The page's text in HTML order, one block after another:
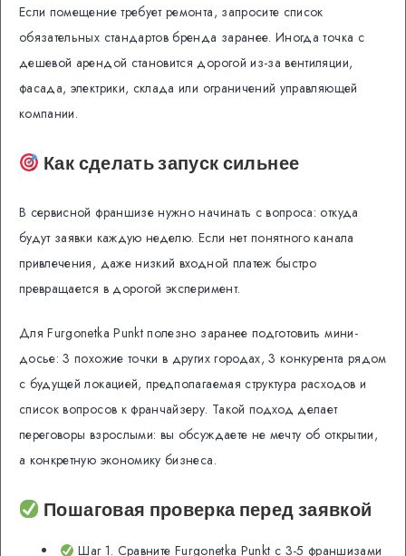
Если помещение требует ремонта, запросите список
обязательных стандартов бренда заранее. Иногда точка с
дешевой арендой становится дорогой из-за вентиляции,
фасада, электрики, склада или ограничений управляющей
компании.
Как сделать запуск сильнее
В сервисной франшизе нужно начинать с вопроса: откуда
будут заявки каждую неделю. Если нет понятного канала
привлечения, даже низкий входной платеж быстро
превращается в дорогой эксперимент.
Для Furgonetka Punkt полезно заранее подготовить мини-
досье: 3 похожие точки в других городах, 3 конкурента рядом
с будущей локацией, предполагаемая структура расходов и
список вопросов к франчайзеру. Такой подход делает
переговоры взрослыми: вы обсуждаете не мечту об открытии,
а конкретную экономику бизнеса.
Пошаговая проверка перед заявкой
Шаг 1. Сравните Furgonetka Punkt с 3-5 франшизами